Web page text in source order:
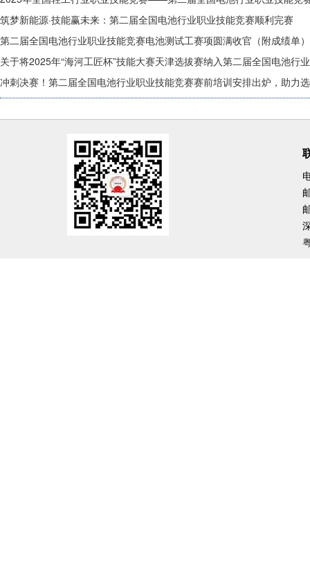
筑梦新能源·技能赢未来：第二届全国电池行业职业技能竞赛顺利完赛
第二届全国电池行业职业技能竞赛电池测试工赛项圆满收官（附成绩单）
关于将2025年“海河工匠杯”技能大赛天津选拔赛纳入第二届全国电池行
冲刺决赛！第二届全国电池行业职业技能竞赛赛前培训安排出炉，助力